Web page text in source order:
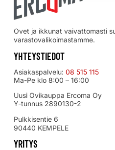
Ovet ja ikkunat vaivattomasti
varastovalikoimastamme.
YHTEYSTIEDOT
Asiakaspalvelu: 08 515 115
Ma-Pe klo 8:00 – 16:00
Uusi Ovikauppa Ercoma Oy
Y-tunnus 2890130-2
Pulkkisentie 6
90440 KEMPELE
YRITYS